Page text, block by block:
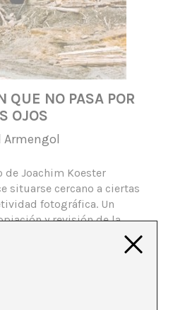
QUE NO PASA POR
OJOS
Armengol
de Joachim Koester
situarse cercano a ciertas
fotográfica. Un
y revisión de la
y fría, nos enfrenta a
y a lo que ésta implica a
quizás lo más
trabajo de Koester se
por desvelar desde la